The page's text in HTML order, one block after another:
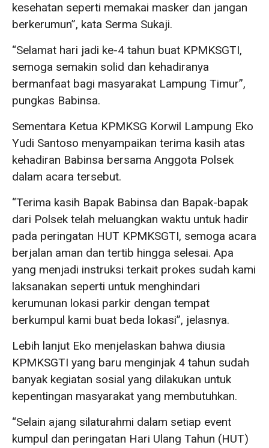
kesehatan seperti memakai masker dan jangan
berkerumun”, kata Serma Sukaji.
“Selamat hari jadi ke-4 tahun buat KPMKSGTI,
semoga semakin solid dan kehadiranya
bermanfaat bagi masyarakat Lampung Timur”,
pungkas Babinsa.
Sementara Ketua KPMKSG Korwil Lampung Eko
Yudi Santoso menyampaikan terima kasih atas
kehadiran Babinsa bersama Anggota Polsek
dalam acara tersebut.
“Terima kasih Bapak Babinsa dan Bapak-bapak
dari Polsek telah meluangkan waktu untuk hadir
pada peringatan HUT KPMKSGTI, semoga acara
berjalan aman dan tertib hingga selesai. Apa
yang menjadi instruksi terkait prokes sudah kami
laksanakan seperti untuk menghindari
kerumunan lokasi parkir dengan tempat
berkumpul kami buat beda lokasi”, jelasnya.
Lebih lanjut Eko menjelaskan bahwa diusia
KPMKSGTI yang baru menginjak 4 tahun sudah
banyak kegiatan sosial yang dilakukan untuk
kepentingan masyarakat yang membutuhkan.
“Selain ajang silaturahmi dalam setiap event
kumpul dan peringatan Hari Ulang Tahun (HUT)